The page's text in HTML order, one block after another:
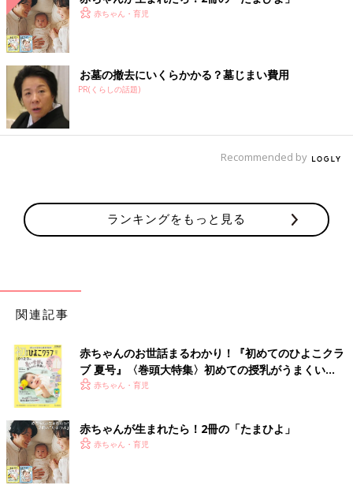
赤ちゃん・育児
お墓の撤去にいくらかかる？墓じまい費用
PR(くらしの話題)
Recommended by
ランキングをもっと見る
関連記事
赤ちゃんのお世話まるわかり！『初めてのひよこクラ
ブ 夏号』〈巻頭大特集〉初めての授乳がうまくい
く！ おっぱい・ミルクの基本と夏のトラブル 解決テ
赤ちゃん・育児
赤ちゃんが生まれたら！2冊の「たまひよ」
赤ちゃん・育児